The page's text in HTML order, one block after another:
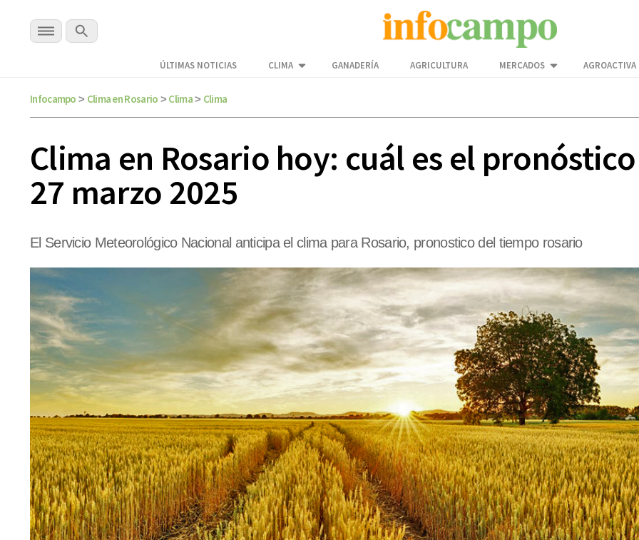
ÚLTIMAS NOTICIAS CLIMA GANADERÍA AGRICULTURA MERCADOS AGROACTIVA
Infocampo > Clima en Rosario > Clima> Clima
Clima en Rosario hoy: cuál es el
27 marzo 2025
El Servicio Meteorológico Nacional anticipa el clima para Rosario, pronostico del tiempo rosario